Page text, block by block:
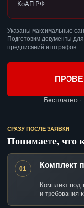
КоАП РФ
Указаны максимальные
Подготовим документы
предписаний и штрафов.
Бесплатно
СРАЗУ ПОСЛЕ ЗАЯВКИ
Понимаете, что
01 Комплект
Комплект под
и требования